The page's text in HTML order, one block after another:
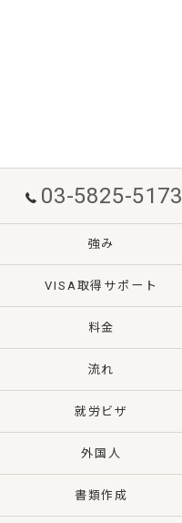
03-5825-5173
強み
VISA取得サポート
料金
流れ
就労ビザ
外国人
書類作成